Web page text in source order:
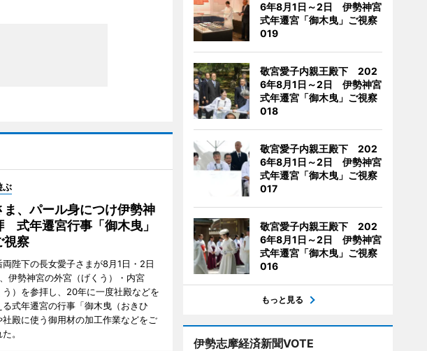
ぶ
ま、パール身につけ伊勢神
式年遷宮行事「御木曳」
視察
両陛下の長女愛子さまが8月1日・2日
伊勢神宮の外宮（げくう）・内宮
う）を参拝し、20年に一度社殿などを
る式年遷宮の行事「御木曳（おきひ
社殿に使う御用材の加工作業などをご
。
6年8月1日～2日 伊勢神宮
式年遷宮「御木曳」ご視察
019
敬宮愛子内親王殿下 202
6年8月1日～2日 伊勢神宮
式年遷宮「御木曳」ご視察
018
敬宮愛子内親王殿下 202
6年8月1日～2日 伊勢神宮
式年遷宮「御木曳」ご視察
017
敬宮愛子内親王殿下 202
6年8月1日～2日 伊勢神宮
式年遷宮「御木曳」ご視察
016
もっと見る
伊勢志摩経済新聞VOTE